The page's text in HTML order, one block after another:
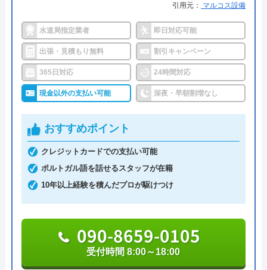
詳細は公式HPでご確認ください
イースマイルがおすすめの理由
イースマイルは対応する自治体で適切な工事ができ
ると認められている水道局指定業者です。
土日祝日・深夜早朝含む24時間365日、いつ相談し
ても割増料金がかからず、作業が始まるまでは一切
費用がかからないかなり信頼できる業者です。
実績も豊富で、スタッフの研修にも力を入れている
ため技術力はもちろん接客もよく、トイレや排水
管、給湯器や蛇口の修理交換まで水回りのことなら
何でも相談できます。
引用元： マルコス設備
水道局指定業者 即日対応可能
出張・見積もり無料 割引キャンペーン
365日対応 24時間対応
現金以外の支払い可能 深夜・早朝割増なし
おすすめポイント
クレジットカードでの支払い可能
ポルトガル語を話せるスタッフが在籍
10年以上経験を積んだプロが駆けつけ
090-8659-0105
受付時間 8:00～18:00